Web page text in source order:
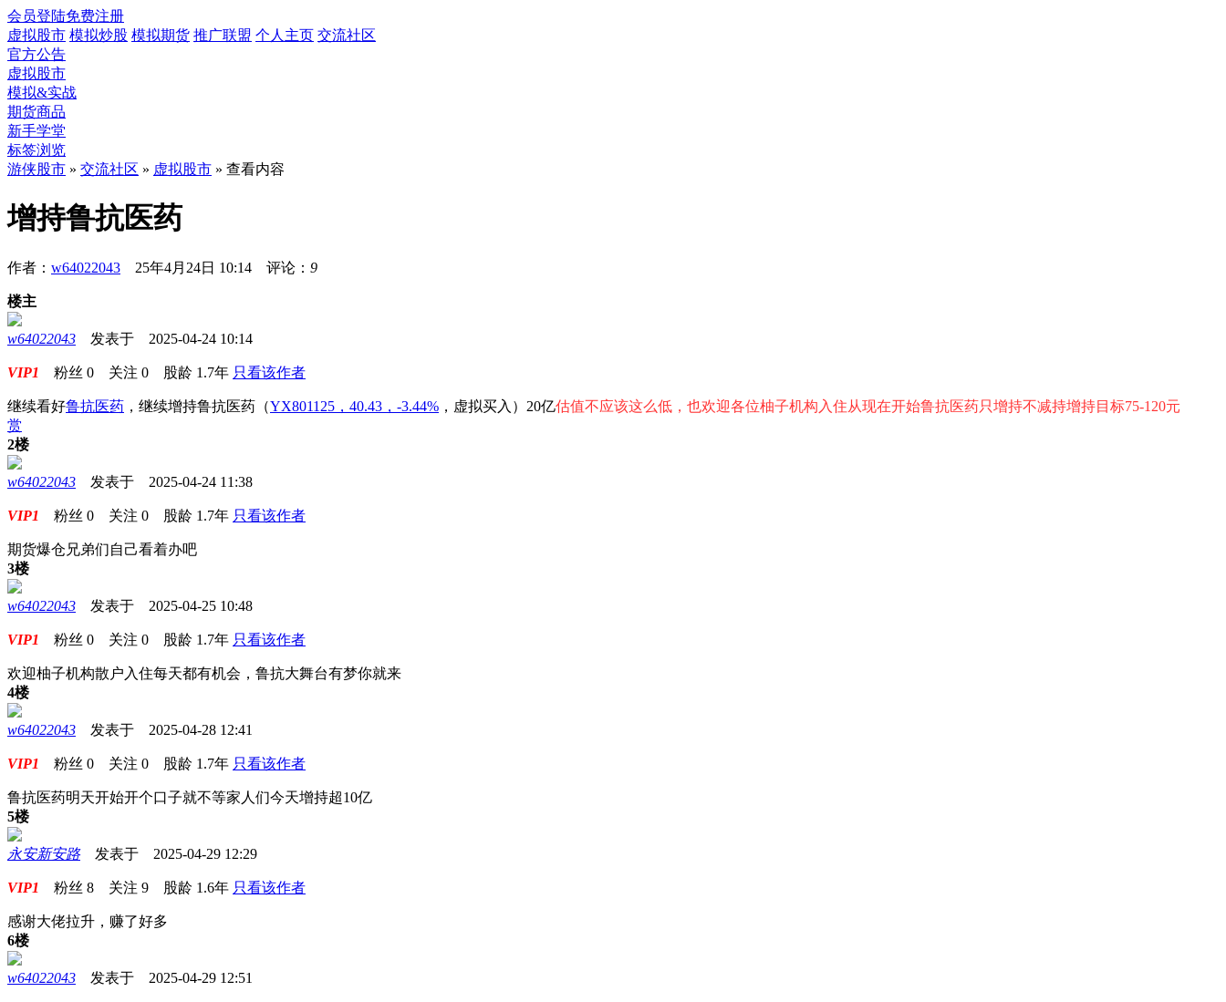
会员登陆免费注册
虚拟股市 模拟炒股 模拟期货 推广联盟 个人主页 交流社区
官方公告
虚拟股市
模拟&实战
期货商品
新手学堂
标签浏览
游侠股市 » 交流社区 » 虚拟股市 » 查看内容
增持鲁抗医药
作者： w64022043 25年4月24日 10:14 评论： 9
楼主
w64022043 发表于 2025-04-24 10:14
VIP1 粉丝 0 关注 0 股龄 1.7年 只看该作者
继续看好鲁抗医药 ，继续增持鲁抗医药 （YX801125，40.43，-3.44% ， 虚拟买入 ） 20亿估值不应该这么低，也欢迎各位柚子机构入住从现在开始鲁抗医药只增持不减持增持目标75-120元
赏
2楼
w64022043 发表于 2025-04-24 11:38
VIP1 粉丝 0 关注 0 股龄 1.7年 只看该作者
期货爆仓兄弟们自己看着办吧
3楼
w64022043 发表于 2025-04-25 10:48
VIP1 粉丝 0 关注 0 股龄 1.7年 只看该作者
欢迎柚子机构散户入住每天都有机会，鲁抗大舞台有梦你就来
4楼
w64022043 发表于 2025-04-28 12:41
VIP1 粉丝 0 关注 0 股龄 1.7年 只看该作者
鲁抗医药明天开始开个口子就不等家人们今天增持超10亿
5楼
永安新安路发表于 2025-04-29 12:29
VIP1 粉丝 8 关注 9 股龄 1.6年 只看该作者
感谢大佬拉升，赚了好多
6楼
w64022043 发表于 2025-04-29 12:51